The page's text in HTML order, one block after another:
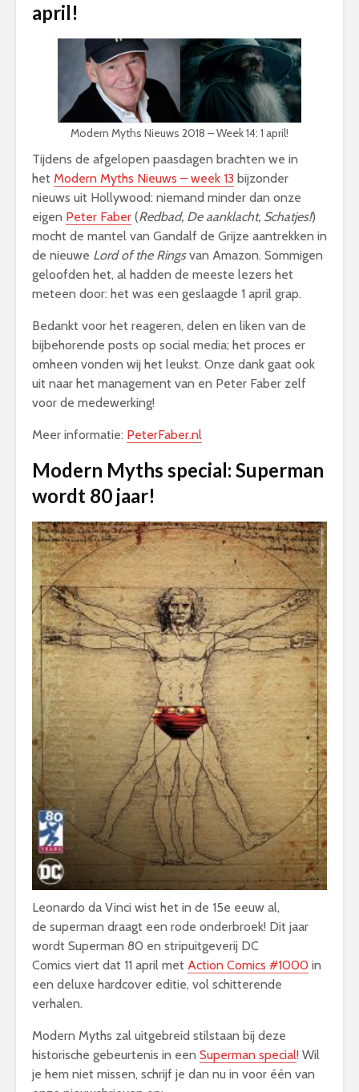
april!
Modern Myths Nieuws 2018 – Week 14: 1 april!
Tijdens de afgelopen paasdagen brachten we in
het Modern Myths Nieuws – week 13 bijzonder
nieuws uit Hollywood: niemand minder dan onze
eigen Peter Faber (Redbad, De aanklacht, Schatjes!)
mocht de mantel van Gandalf de Grijze aantrekken in
de nieuwe Lord of the Ringsvan Amazon. Sommigen
geloofden het, al hadden de meeste lezers het
meteen door: het was een geslaagde 1 april grap.
Bedankt voor het reageren, delen en liken van de
bijbehorende posts op social media; het proces er
omheen vonden wij het leukst. Onze dank gaat ook
uit naar het management van en Peter Faber zelf
voor de medewerking!
Meer informatie: PeterFaber.nl
Modern Myths special: Superman
wordt 80 jaar!
Leonardo da Vinci wist het in de 15e eeuw al,
de superman draagt een rode onderbroek! Dit jaar
wordt Superman 80 en stripuitgeverij DC
Comics viert dat 11 april met Action Comics #1000 in
een deluxe hardcover editie, vol schitterende
verhalen.
Modern Myths zal uitgebreid stilstaan bij deze
historische gebeurtenis in een Superman special! Wil
je hem niet missen, schrijf je dan nu in voor één van